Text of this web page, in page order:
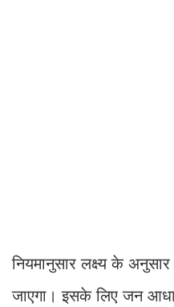
नियमानुसार लक्ष्य के
जाएगा। इसके लिए जन